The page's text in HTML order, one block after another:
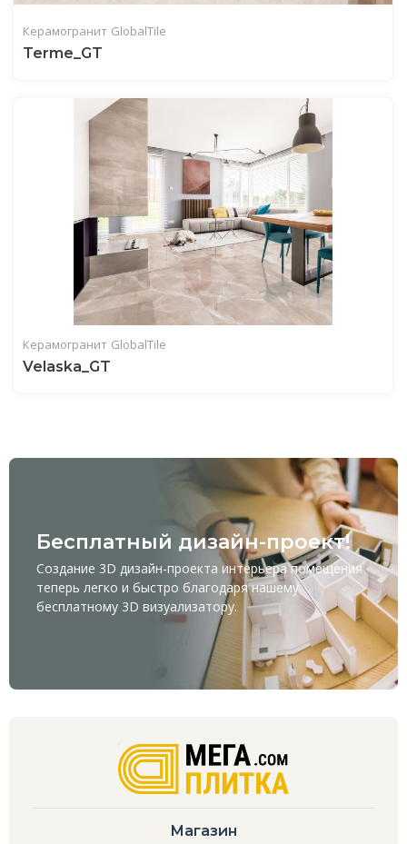
Керамогранит GlobalTile
Terme_GT
Керамогранит GlobalTile
Velaska_GT
Бесплатный дизайн-проект!
Создание 3D дизайн-проекта интерьера помещения
теперь легко и быстро благодаря нашему
бесплатному 3D визуализатору.
Магазин